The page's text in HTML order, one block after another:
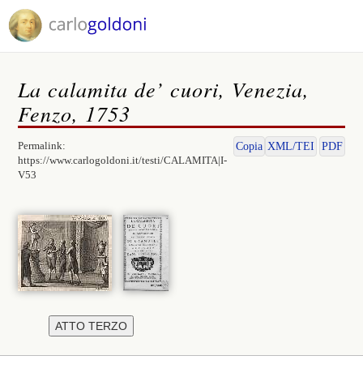
La calamita de’ cuori, Venezia,
Fenzo, 1753
Permalink:
https://www.carlogoldoni.it/testi/CALAMITA|I-
V53
Copia XML/TEI PDF